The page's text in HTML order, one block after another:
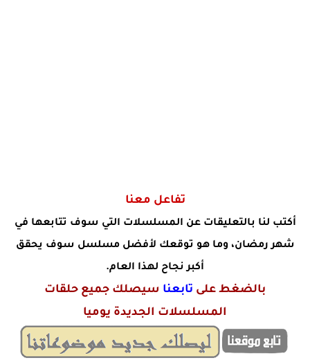
تفاعل معنا
أكتب لنا بالتعليقات عن المسلسلات التي سوف تتابعها في
شهر رمضان، وما هو توقعك لأفضل مسلسل سوف يحقق
أكبر نجاح لهذا العام.
بالضغط على تابعنا سيصلك جميع حلقات
المسلسلات الجديدة يوميا